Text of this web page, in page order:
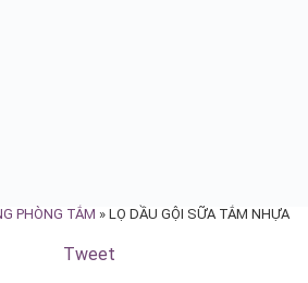
PHÒNG TẮM » LỌ DẦU GỘI SỮA TẮM NHỰA
Tweet